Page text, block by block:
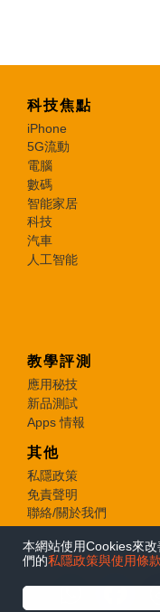
科技焦點
iPhone
5G流動
電腦
數碼
智能家居
科技
汽車
人工智能
教學評測
應用秘技
新品測試
Apps 情報
其他
私隱政策
免責聲明
聯絡/關於我們
© 2026 e-zone. All
本網站使用Cookies來
們的私隱政策與使用條款